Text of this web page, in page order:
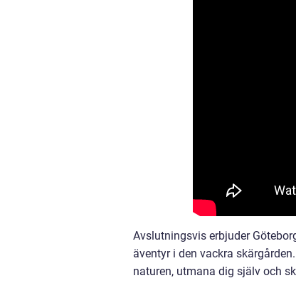
Avslutningsvis erbjuder
äventyr i den vackra
naturen, utmana dig själv och